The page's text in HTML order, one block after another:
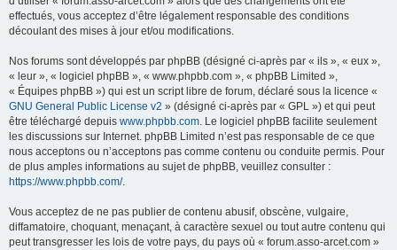
effectués, vous acceptez d’être légalement responsable des conditions
découlant des mises à jour et/ou modifications.
Nos forums sont développés par phpBB (désigné ci-après par « ils », « eux »,
« leur », « logiciel phpBB », « www.phpbb.com », « phpBB Limited »,
« Équipes phpBB ») qui est un script libre de forum, déclaré sous la licence «
GNU General Public License v2 » (désigné ci-après par « GPL ») et qui peut
être téléchargé depuis www.phpbb.com. Le logiciel phpBB facilite seulement
les discussions sur Internet. phpBB Limited n’est pas responsable de ce que
nous acceptons ou n’acceptons pas comme contenu ou conduite permis. Pour
de plus amples informations au sujet de phpBB, veuillez consulter :
https://www.phpbb.com/.
Vous acceptez de ne pas publier de contenu abusif, obscène, vulgaire,
diffamatoire, choquant, menaçant, à caractère sexuel ou tout autre contenu qui
peut transgresser les lois de votre pays, du pays où « forum.asso-arcet.com »